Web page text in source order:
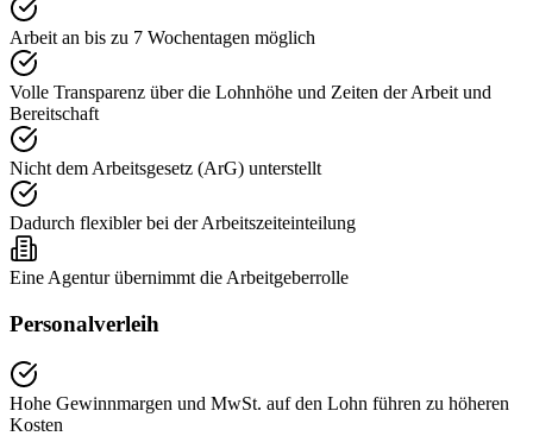
Arbeit an bis zu 7 Wochentagen möglich
Volle Transparenz über die Lohnhöhe und Zeiten der Arbeit und
Bereitschaft
Nicht dem Arbeitsgesetz (ArG) unterstellt
Dadurch flexibler bei der Arbeitszeiteinteilung
Eine Agentur übernimmt die Arbeitgeberrolle
Personalverleih
Hohe Gewinnmargen und MwSt. auf den Lohn führen zu höheren
Kosten